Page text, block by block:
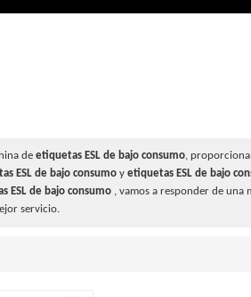
de etiquetas ESL de bajo consumo ,
ESL de bajo consumo y etiquetas ESL de bajo
ESL de bajo consumo , vamos a responder de
servicio.